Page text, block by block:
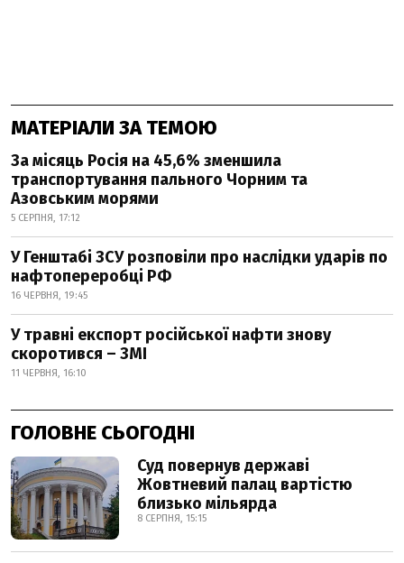
МАТЕРІАЛИ ЗА ТЕМОЮ
За місяць Росія на 45,6% зменшила
транспортування пального Чорним та
Азовським морями
5 СЕРПНЯ, 17:12
У Генштабі ЗСУ розповіли про наслідки ударів по
нафтопереробці РФ
16 ЧЕРВНЯ, 19:45
У травні експорт російської нафти знову
скоротився – ЗМІ
11 ЧЕРВНЯ, 16:10
ГОЛОВНЕ СЬОГОДНІ
Суд повернув державі
Жовтневий палац вартістю
близько мільярда
8 СЕРПНЯ, 15:15